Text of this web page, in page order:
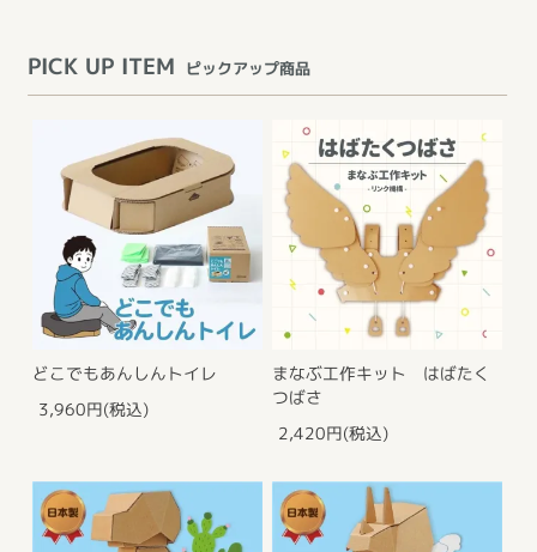
PICK UP ITEM ピックアップ商品
どこでもあんしんトイレ
3,960円(税込)
まなぶ工作キット はばたく
つばさ
2,420円(税込)